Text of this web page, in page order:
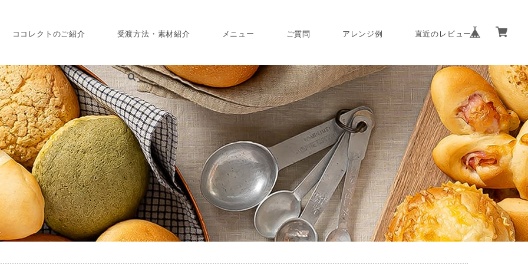
ココレクトのご紹介 受渡方法・素材紹介 メニュー ご質問 アレンジ例 直近のレビュー